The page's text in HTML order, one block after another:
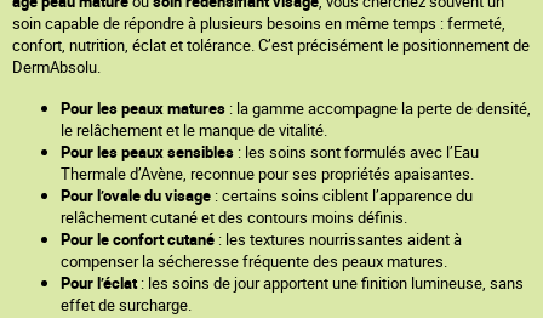
soin capable de répondre à plusieurs besoins en même temps : fermeté,
confort, nutrition, éclat et tolérance. C’est précisément le positionnement de
DermAbsolu.
Pour les peaux matures : la gamme accompagne la perte de densité,
le relâchement et le manque de vitalité.
Pour les peaux sensibles : les soins sont formulés avec l’Eau
Thermale d’Avène, reconnue pour ses propriétés apaisantes.
Pour l’ovale du visage : certains soins ciblent l’apparence du
relâchement cutané et des contours moins définis.
Pour le confort cutané : les textures nourrissantes aident à
compenser la sécheresse fréquente des peaux matures.
Pour l’éclat: les soins de jour apportent une finition lumineuse, sans
effet de surcharge.